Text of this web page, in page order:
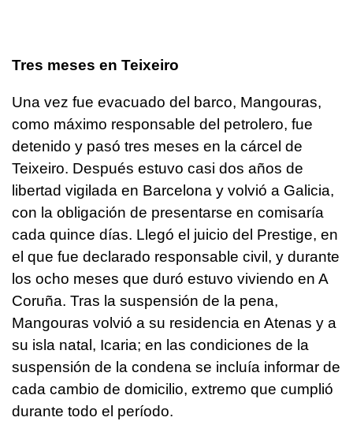
Tres meses en Teixeiro
Una vez fue evacuado del barco, Mangouras,
como máximo responsable del petrolero, fue
detenido y pasó tres meses en la cárcel de
Teixeiro. Después estuvo casi dos años de
libertad vigilada en Barcelona y volvió a Galicia,
con la obligación de presentarse en comisaría
cada quince días. Llegó el juicio del Prestige, en
el que fue declarado responsable civil, y durante
los ocho meses que duró estuvo viviendo en A
Coruña. Tras la suspensión de la pena,
Mangouras volvió a su residencia en Atenas y a
su isla natal, Icaria; en las condiciones de la
suspensión de la condena se incluía informar de
cada cambio de domicilio, extremo que cumplió
durante todo el período.